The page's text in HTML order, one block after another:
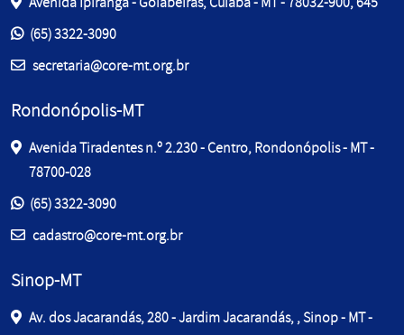
Entre em contato pelos telefones:
(65) 3322-3090
E-mail:secretaria@core-mt.org.br
Rondonópolis-MT
Avenida Tiradentes n.º 2.230 - Centro, Rondonópolis - MT -
78700-028
Entre em contato pelos telefones:
(65) 3322-3090
E-mail:cadastro@core-mt.org.br
Sinop-MT
Av. dos Jacarandás, 280 - Jardim Jacarandás, , Sinop - MT -